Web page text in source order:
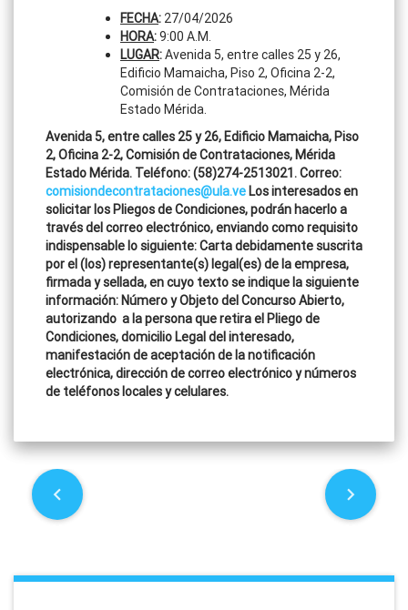
FECHA: 27/04/2026
HORA:9:00 A.M.
LUGAR:Avenida 5, entre calles 25 y 26,
Edificio Mamaicha, Piso 2, Oficina 2-2,
Comisión de Contrataciones, Mérida
Estado Mérida.
Avenida 5, entre calles 25 y 26, Edificio Mamaicha, Piso
2, Oficina 2-2, Comisión de Contrataciones, Mérida
Estado Mérida. Teléfono: (58)274-2513021. Correo:
comisiondecontrataciones@ula.ve Los interesados en
solicitar los Pliegos de Condiciones, podrán hacerlo a
través del correo electrónico, enviando como requisito
indispensable lo siguiente: Carta debidamente suscrita
por el (los) representante(s) legal(es) de la empresa,
firmada y sellada, en cuyo texto se indique la siguiente
información: Número y Objeto del Concurso Abierto,
autorizando a la persona que retira el Pliego de
Condiciones, domicilio Legal del interesado,
manifestación de aceptación de la notificación
electrónica, dirección de correo electrónico y números
de teléfonos locales y celulares.
P
s